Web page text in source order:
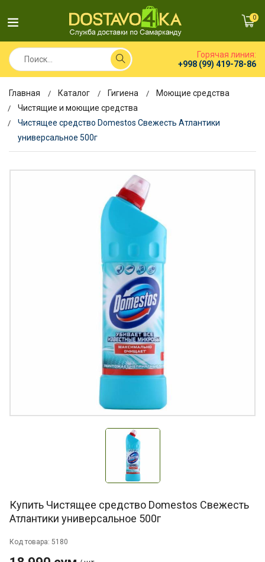
0
Горячая линия:
+998 (99) 419-78-86
Главная Каталог Гигиена
Моющие средства
Чистящие и моющие средства
Чистящее средство Domestos Свежесть Атлантики
универсальное 500г
Купить Чистящее средство Domestos Свежесть
Атлантики универсальное 500г
Код товара: 5180